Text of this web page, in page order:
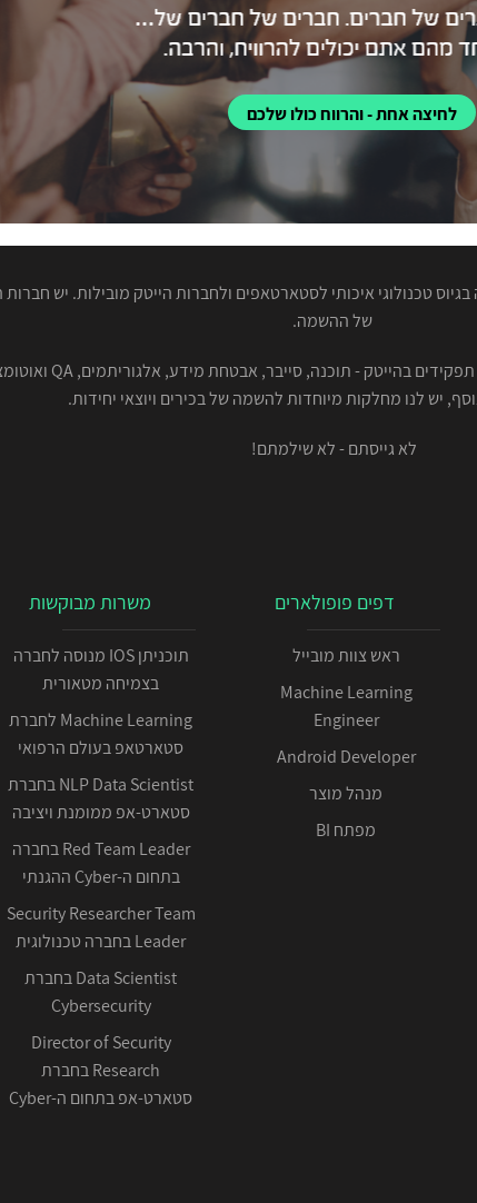
לחיצה אחת - והרווח כולו שלכם
טכנולוגי איכותי לסטארטאפים ולחברות הייטק מובילות. יש
של ההשמה.
לא גייסתם - לא שילמתם!
דפים פופולארים
ראש צוות מובייל
Machine Learning
Engineer
Android Developer
מנהל מוצר
מפתח BI
משרות מבוקשות
תוכניתן IOS מנוסה לחברה
בצמיחה מטאורית
Machine Learning לחברת
סטארטאפ בעולם הרפואי
NLP Data Scientist בחברת
סטארט-אפ ממומנת ויציבה
Red Team Leader בחברה
בתחום ה-Cyber ההגנתי
Security Researcher Team
Leader בחברה טכנולוגית
Data Scientist בחברת
Cybersecurity
Director of Security
Research בחברת
סטארט-אפ בתחום ה-Cyber